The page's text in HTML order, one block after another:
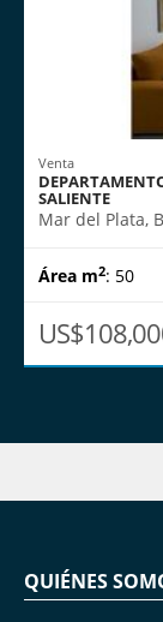
Venta
SALIENTE
Mar del Plata,
Área m2: 50
QUIÉNES